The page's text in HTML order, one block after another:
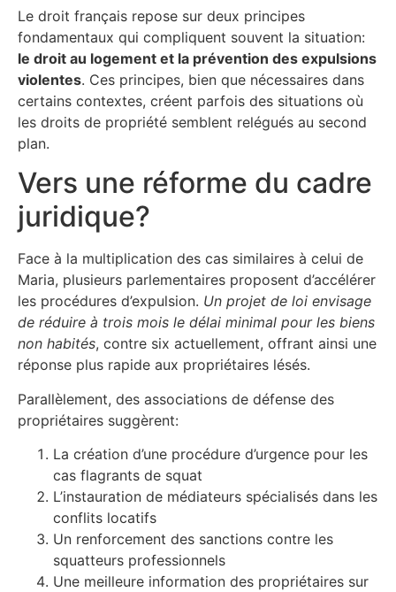
Le droit français repose sur deux principes
fondamentaux qui compliquent souvent la situation:
le droit au logement et la prévention des expulsions
violentes. Ces principes, bien que nécessaires dans
certains contextes, créent parfois des situations où
les droits de propriété semblent relégués au second
plan.
Vers une réforme du cadre
juridique?
Face à la multiplication des cas similaires à celui de
Maria, plusieurs parlementaires proposent d’accélérer
les procédures d’expulsion. Un projet de loi envisage
de réduire à trois mois le délai minimal pour les biens
non habités, contre six actuellement, offrant ainsi une
réponse plus rapide aux propriétaires lésés.
Parallèlement, des associations de défense des
propriétaires suggèrent:
La création d’une procédure d’urgence pour les
cas flagrants de squat
L’instauration de médiateurs spécialisés dans les
conflits locatifs
Un renforcement des sanctions contre les
squatteurs professionnels
Une meilleure information des propriétaires sur